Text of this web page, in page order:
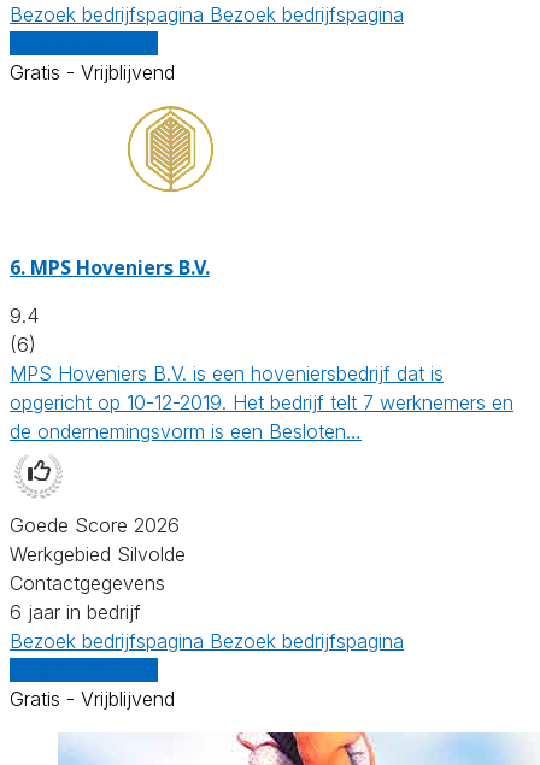
Bezoek bedrijfspagina Bezoek bedrijfspagina
Gratis - Vrijblijvend
6. MPS Hoveniers B.V.
9.4
(6)
MPS Hoveniers B.V. is een hoveniersbedrijf dat is
opgericht op 10-12-2019. Het bedrijf telt 7 werknemers en
de ondernemingsvorm is een Besloten…
Goede Score 2026
Werkgebied Silvolde
Contactgegevens
6 jaar in bedrijf
Bezoek bedrijfspagina Bezoek bedrijfspagina
Gratis - Vrijblijvend